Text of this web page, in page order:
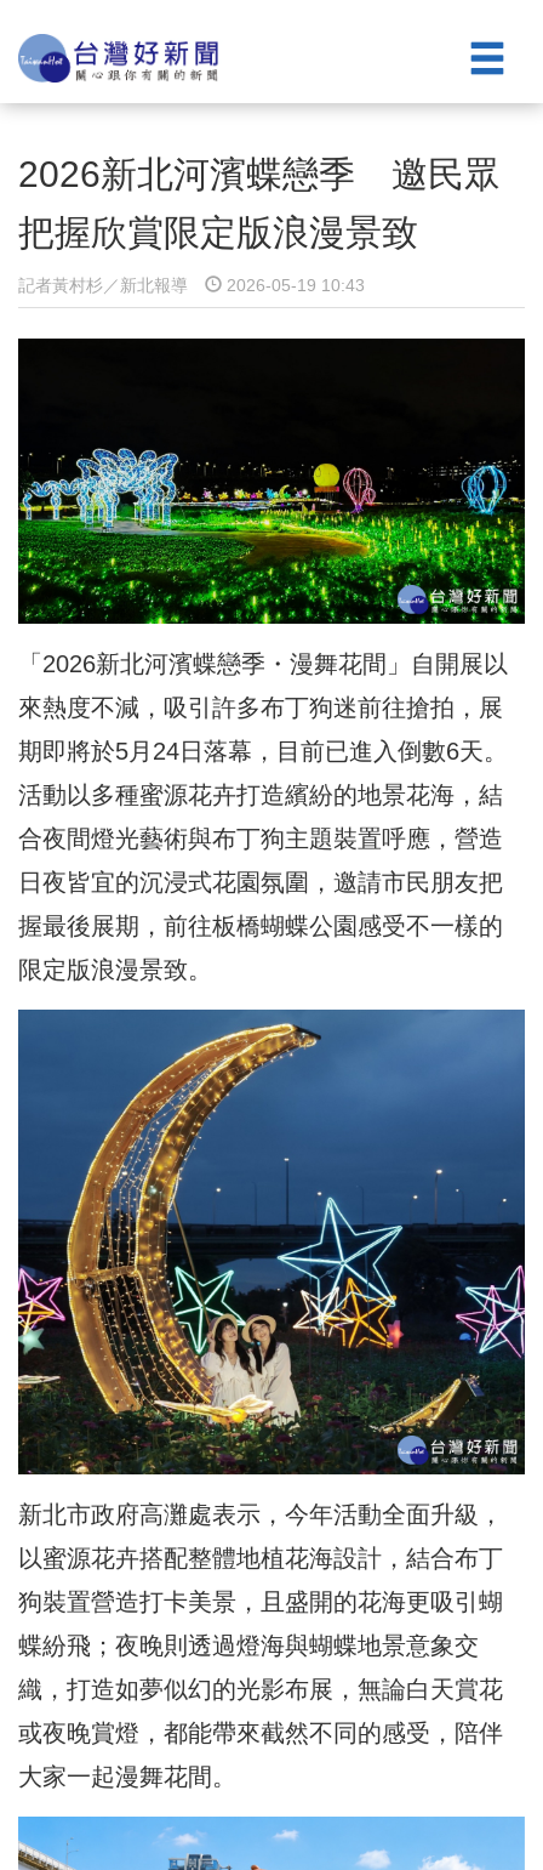
2026新北河濱蝶戀季 邀民眾
把握欣賞限定版浪漫景致
記者黃村杉／新北報導 2026-05-19 10:43
「2026新北河濱蝶戀季・漫舞花間」自開展以
來熱度不減，吸引許多布丁狗迷前往搶拍，展
期即將於5月24日落幕，目前已進入倒數6天。
活動以多種蜜源花卉打造繽紛的地景花海，結
合夜間燈光藝術與布丁狗主題裝置呼應，營造
日夜皆宜的沉浸式花園氛圍，邀請市民朋友把
握最後展期，前往板橋蝴蝶公園感受不一樣的
限定版浪漫景致。
新北市政府高灘處表示，今年活動全面升級，
以蜜源花卉搭配整體地植花海設計，結合布丁
狗裝置營造打卡美景，且盛開的花海更吸引蝴
蝶紛飛；夜晚則透過燈海與蝴蝶地景意象交
織，打造如夢似幻的光影布展，無論白天賞花
或夜晚賞燈，都能帶來截然不同的感受，陪伴
大家一起漫舞花間。